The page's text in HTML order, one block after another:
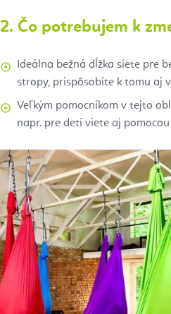
2. Čo potrebujem k
Ideálna bežná dĺžka siete pre
stropy, prispôsobíte k tomu aj
Veľkým pomocníkom v tejto
napr. pre deti viete aj